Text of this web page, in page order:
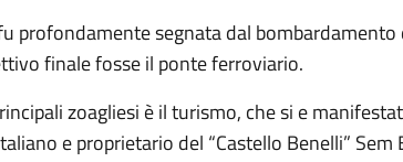
profondamente segnata dal
finale fosse il ponte ferroviario.
zoagliesi è il turismo, che si e
e proprietario del “Castello Benelli”